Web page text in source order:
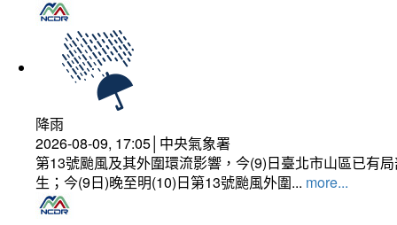
降雨
2026-08-09, 17:05│中央氣象署
第13號颱風及其外圍環流影響，今(9)日臺北市山區已有
生；今(9日)晚至明(10)日第13號颱風外圍... more...